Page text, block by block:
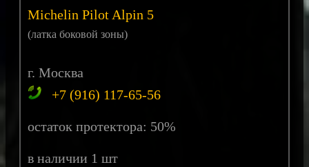
Michelin Pilot Alpin 5
(латка боковой зоны)
г. Москва
+7 (916) 117-65-56
остаток протектора: 50%
в наличии 1 шт